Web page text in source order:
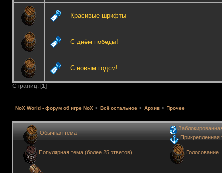
Красивые шрифты
С днём победы!
С новым годом!
Страниц: [1]
NoX World - форум об игре NoX> Всё остальное > Архив > Прочее
Обычная тема
Популярная тема (более 25 ответов)
Прикрепленная
Голосование